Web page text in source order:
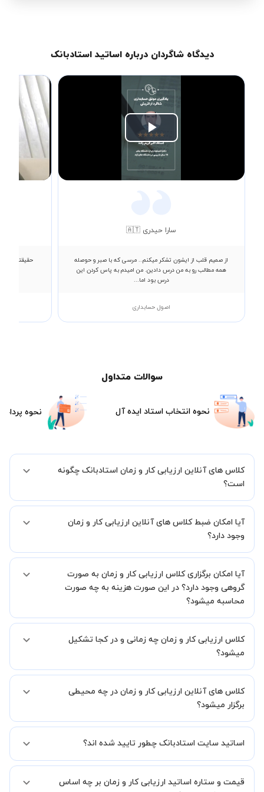
دیدگاه شاگردان درباره اساتید استادبانک
Play
Video
سارا حیدری 🇦🇹
از صمیم قلب از ایشون تشکر میکنم.. مرسی که با صبر و حوصله
همه مطالب رو به من درس دادین. من امیدم به پاس کردن این
درس بود اما...
اصول حسابداری
حقیقتا از
سوالات متداول
نحوه انتخاب استاد ایده آل نحوه
کلاس های آنلاین ارزیابی کار و زمان استادبانک چگونه
است؟
شما میدهیم که استاد شما پیش از جلسه تمامی موارد لازم برای برگزاری
یک کلاس آنلاین با کیفیت و مفید را به شما توضیح خواهند داد.
آیا امکان ضبط کلاس های آنلاین ارزیابی کار و زمان
وجود دارد؟
کنید.
آیا امکان برگزاری کلاس ارزیابی کار و زمان به صورت
گروهی وجود دارد؟ در این صورت هزینه به چه صورت
محاسبه میشود؟
صورتیکه مایل هستید کلاس ها را در کنار دوستان و یا آشنایان خود به
صورت گروهی برگزار کنید، این امکان وجود دارد. در این حالت، به ازای هر
اضافه خواهد شد.
کلاس ارزیابی کار و زمان چه زمانی و در کجا تشکیل
میشود؟
استاد تعیین خواهد شد.
همچنین کلاس های خصوصی به طور کلی در منزل شاگرد برگزار میشود. در
کلاس در یک مکان عمومی مانند کتابخانه با استاد خود هماهنگی لازم را
انجام دهید.
کلاس های آنلاین ارزیابی کار و زمان در چه محیطی
برگزار میشود؟
اساتید سایت استادبانک چطور تایید شده اند؟
در صورت رضایت از شیوه تدریس، استاد مجوز فعالیت در استادبانک را
قیمت و ستاره اساتید ارزیابی کار و زمان بر چه اساس